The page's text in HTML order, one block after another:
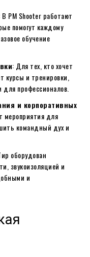
В PM Shooter работают
помогут каждому
обучение
: Для тех, кто хочет
курсы и тренировки,
профессионалов.
и корпоративных
мероприятия для
командный дух и
оборудован
звукоизоляцией и
и